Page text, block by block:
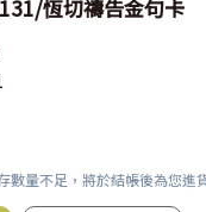
恆切禱告金句卡
數量不足，將於結帳後為您進